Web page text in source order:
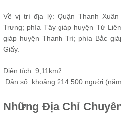
Về vị trí địa lý: Quận Thanh
Trưng; phía Tây giáp huyện Từ
giáp huyện Thanh Trì; phía Bắc
Giấy.
Diện tích: 9,11km2
Dân số: khoảng 214.500 người
Những Địa Chỉ